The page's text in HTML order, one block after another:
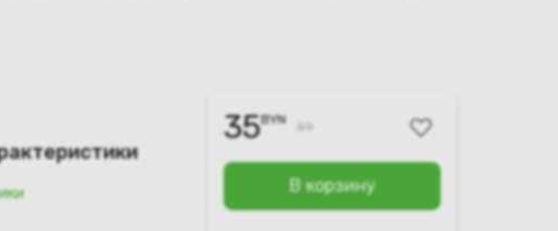
35BYN
В корзину